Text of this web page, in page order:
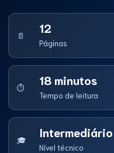
📄 12
Páginas
⏱ 18 minutos
Tempo de leitura
🎓 Intermediário
Nível técnico